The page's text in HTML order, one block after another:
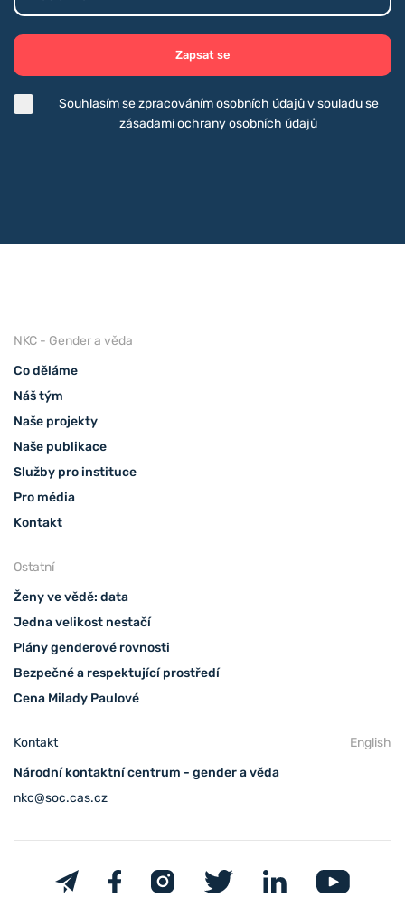
Zapsat se
Souhlasím se zpracováním osobních údajů v souladu se
zásadami ochrany osobních údajů
NKC - Gender a věda
Co děláme
Náš tým
Naše projekty
Naše publikace
Služby pro instituce
Pro média
Kontakt
Ostatní
Ženy ve vědě: data
Jedna velikost nestačí
Plány genderové rovnosti
Bezpečné a respektující prostředí
Cena Milady Paulové
Kontakt
English
Národní kontaktní centrum - gender a věda
nkc@soc.cas.cz